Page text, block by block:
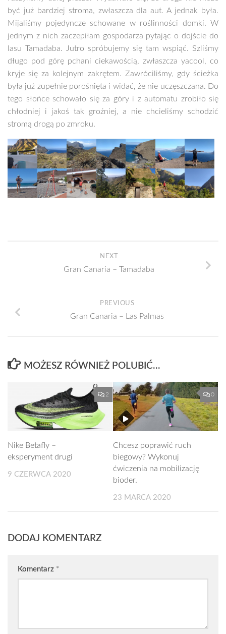
być już bardziej stroma, zwłaszcza dla aut. A jednak była.
Mijaliśmy pojedyncze schowane w roślinności domki. W
jednym z nich zaczepiłam gospodarza pytając o dojście do
lasu Tamadaba. Jutro spróbujemy się tam wspiąć. Szliśmy
długo pod górę pchani ciekawością, zwłaszcza yacool, co
kryje się za kolejnym zakrętem. Zawróciliśmy, gdy ścieżka
była już zupełnie porośnięta i widać, że nie uczęszczana. Do
tego słońce schowało się za góry i z automatu zrobiło się
chłodniej i jakoś tak groźniej, a nie chcieliśmy schodzić
stromą drogą po zmroku.
NEXT
Gran Canaria – Tamadaba
PREVIOUS
Gran Canaria – Las Palmas
MOŻESZ RÓWNIEŻ POLUBIĆ…
2
Nike Betafly –
eksperyment drugi
9 CZERWCA 2020
0
Chcesz poprawić ruch
biegowy? Wykonuj
ćwiczenia na mobilizację
bioder.
23 MARCA 2020
DODAJ KOMENTARZ
Komentarz *